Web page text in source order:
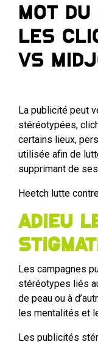
Mot du
les
VS
La publicité peut
stéréotypées,
certains lieux,
utilisée afin de
supprimant de
Heetch lutte
Adieu
Les campagnes
stéréotypes liés
de peau ou à
les mentalités et
Les publicités